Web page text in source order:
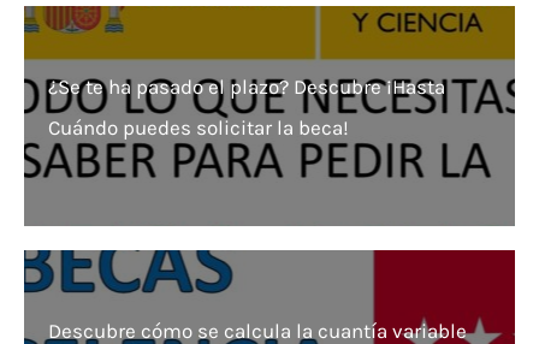
¿Se te ha pasado el plazo? Descubre ¡Hasta
Cuándo puedes solicitar la beca!
Descubre cómo se calcula la cuantía variable